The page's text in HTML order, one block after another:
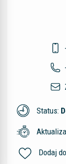
Status:
Dodaj